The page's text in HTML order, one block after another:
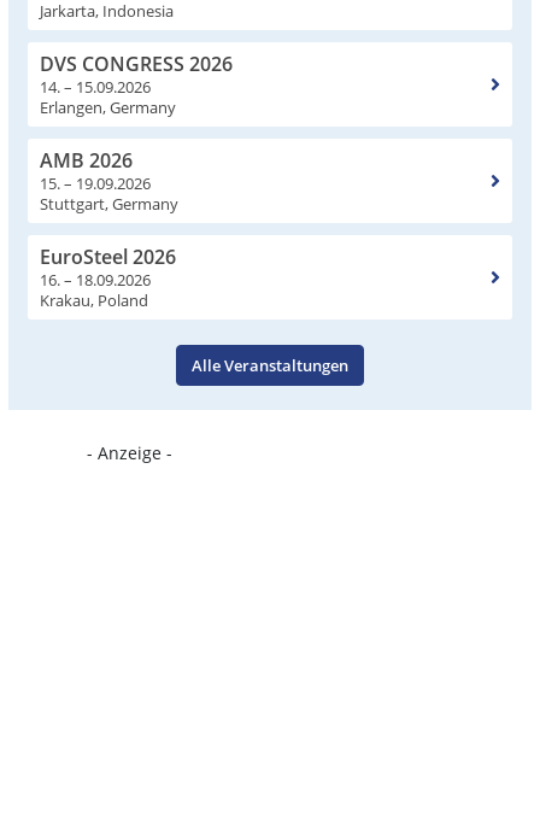
Jarkarta, Indonesia
DVS CONGRESS 2026
14. – 15.09.2026
Erlangen, Germany
AMB 2026
15. – 19.09.2026
Stuttgart, Germany
EuroSteel 2026
16. – 18.09.2026
Krakau, Poland
Alle Veranstaltungen
- Anzeige -